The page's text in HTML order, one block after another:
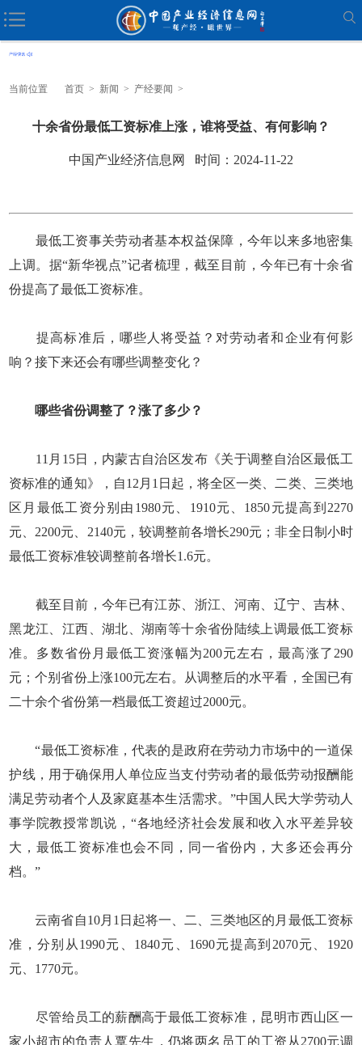
当前位置 首页 > 新闻 > 产经要闻 >
十余省份最低工资标准上涨，谁将受益、有何影响？
中国产业经济信息网 时间：2024-11-22
最低工资事关劳动者基本权益保障，今年以来多地密集
上调。据“新华视点”记者梳理，截至目前，今年已有十余省
份提高了最低工资标准。
提高标准后，哪些人将受益？对劳动者和企业有何影
响？接下来还会有哪些调整变化？
哪些省份调整了？涨了多少？
11月15日，内蒙古自治区发布《关于调整自治区最低工
资标准的通知》，自12月1日起，将全区一类、二类、三类地
区月最低工资分别由1980元、1910元、1850元提高到2270
元、2200元、2140元，较调整前各增长290元；非全日制小时
最低工资标准较调整前各增长1.6元。
截至目前，今年已有江苏、浙江、河南、辽宁、吉林、
黑龙江、江西、湖北、湖南等十余省份陆续上调最低工资标
准。多数省份月最低工资涨幅为200元左右，最高涨了290
元；个别省份上涨100元左右。从调整后的水平看，全国已有
二十余个省份第一档最低工资超过2000元。
“最低工资标准，代表的是政府在劳动力市场中的一道保
护线，用于确保用人单位应当支付劳动者的最低劳动报酬能
满足劳动者个人及家庭基本生活需求。”中国人民大学劳动人
事学院教授常凯说，“各地经济社会发展和收入水平差异较
大，最低工资标准也会不同，同一省份内，大多还会再分
档。”
云南省自10月1日起将一、二、三类地区的月最低工资标
准，分别从1990元、1840元、1690元提高到2070元、1920
元、1770元。
尽管给员工的薪酬高于最低工资标准，昆明市西山区一
家小超市的负责人覃先生，仍将两名员工的工资从2700元调